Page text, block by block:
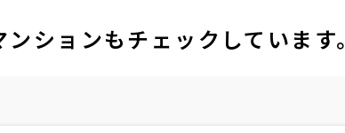
ションもチェックしています。